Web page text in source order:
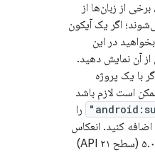
از زبان‌ها از
اگر یک آیکون
در این
آن نمایش دهید.
با یک پروژه
است لازم باشد
را
کنید. انعکاس
خودکار توسط اندروید ۵.۰ (سطح API ۲۱)